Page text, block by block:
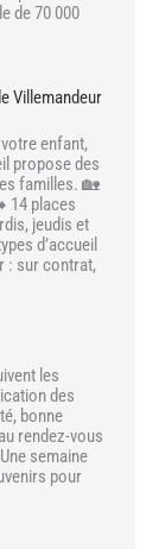
de 70 000
Villemandeur
enfant,
propose des
familles. 🏡
14 places
jeudis et
d’accueil
: sur contrat,
les
des
bonne
rendez-vous
semaine
pour